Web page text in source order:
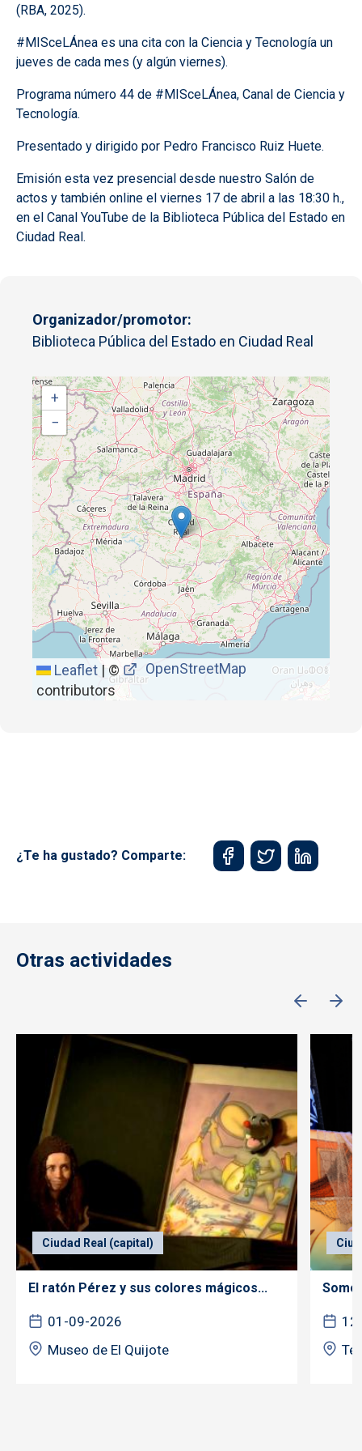
(RBA, 2025).
#MISceLÁnea es una cita con la Ciencia y Tecnología un
jueves de cada mes (y algún viernes).
Programa número 44 de #MISceLÁnea, Canal de Ciencia y
Tecnología.
Presentado y dirigido por Pedro Francisco Ruiz Huete.
Emisión esta vez presencial desde nuestro Salón de
actos y también online el viernes 17 de abril a las 18:30 h.,
en el Canal YouTube de la Biblioteca Pública del Estado en
Ciudad Real.
Organizador/promotor
Biblioteca Pública del Estado en Ciudad Real
+
−
Leaflet | ©
OpenStreetMap
contributors
¿Te ha gustado? Comparte:
Otras actividades
Ciudad Real (capital)
El ratón Pérez y sus colores mágicos...
01-09-2026
Museo de El Quijote